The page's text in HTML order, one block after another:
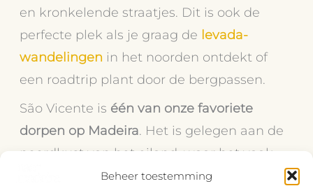
Beheer toestemming
en kronkelende straatjes. Dit is ook de
perfecte plek als je graag de levada-
wandelingen in het noorden ontdekt of
een roadtrip plant door de bergpassen.
São Vicente is één van onze favoriete
dorpen op Madeira. Het is gelegen aan de
noordkust van het eiland, waar het vaak
een stuk rustiger is. Daarnaast heeft het